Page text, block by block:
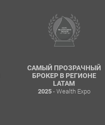
САМЫЙ ПРОЗРАЧНЫЙ
БРОКЕР В РЕГИОНЕ
LATAM
2025- Wealth Expo